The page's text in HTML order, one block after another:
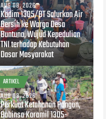
AUG 08, 2026
Kodim 1305/BT Salurkan Air
Bersih ke Warga Desa
Buntuna, Wujud Kepedulian
TNI terhadap Kebutuhan
Dasar Masyarakat
ARTIKEL
AUG 08, 2026
Perkuat Ketahanan Pangan,
Babinsa Koramil 1305-